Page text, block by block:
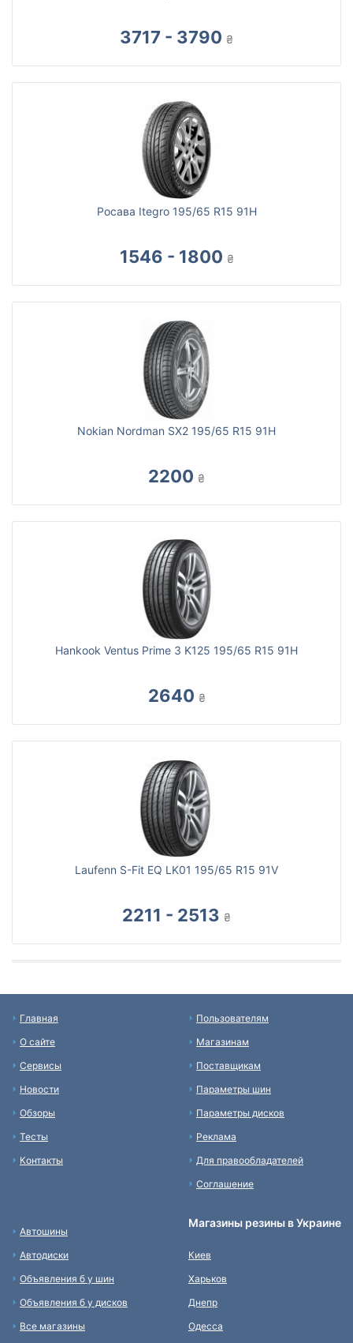
3717 - 3790 ₴
Росава Itegro 195/65 R15 91H
1546 - 1800 ₴
Nokian Nordman SX2 195/65 R15 91H
2200 ₴
Hankook Ventus Prime 3 K125 195/65 R15 91H
2640 ₴
Laufenn S-Fit EQ LK01 195/65 R15 91V
2211 - 2513 ₴
Главная
О сайте
Сервисы
Новости
Обзоры
Тесты
Контакты
Пользователям
Магазинам
Поставщикам
Параметры шин
Параметры дисков
Реклама
Для правообладателей
Соглашение
Автошины
Автодиски
Объявления б у шин
Объявления б у дисков
Все магазины
Магазины резины в Украине
Киев
Харьков
Днепр
Одесса